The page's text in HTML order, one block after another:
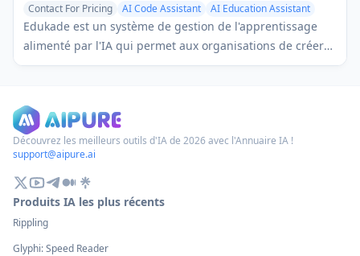
Contact For Pricing AI Code Assistant
AI Education Assistant
AI Quizzes
Edukade est un système de gestion de l'apprentissage
alimenté par l'IA qui permet aux organisations de créer
des jeux et des expériences d'apprentissage interactifs
IA, spécialement conçu pour la formation en science des
données et en développement logiciel.
Découvrez les meilleurs outils d'IA de 2026 avec l'Annuaire IA !
support@aipure.ai
Produits IA les plus récents
Rippling
Glyphi: Speed Reader